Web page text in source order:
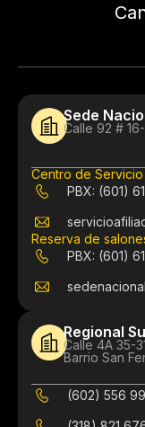
Sede
Calle 92 # 16-
Centro de
PBX: (601)
Reserva de
PBX: (601)
Regional
Calle 4A 35-
Barrio San
(602) 556